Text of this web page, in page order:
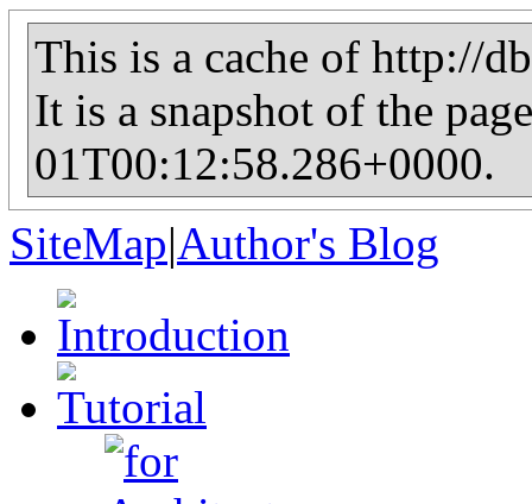
This is a cache of http://
It is a snapshot of the
01T00:12:58.286+0000.
SiteMap|Author's Blog